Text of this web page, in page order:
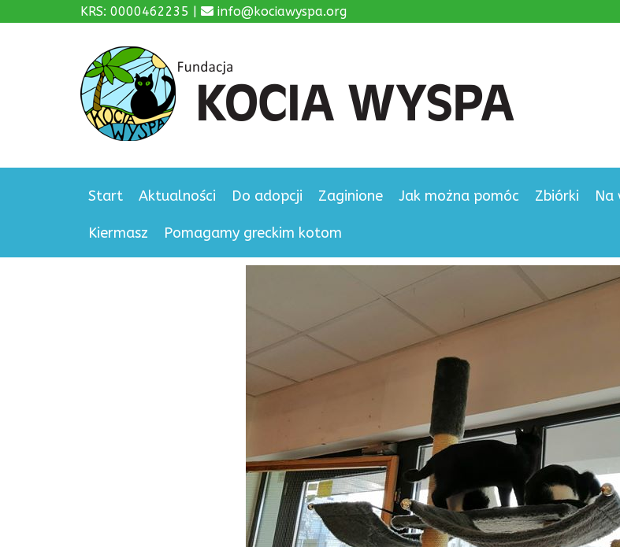
KRS: 0000462235 | info@kociawyspa.org
Start Aktualności Do adopcji Zaginione Jak można pomóc Zbiórki Na
Kiermasz Pomagamy greckim kotom